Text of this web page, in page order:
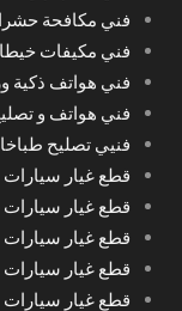
فني مكافحة
فني مكيفات خيطان
فني هواتف ذكية
فني هواتف و
فنيي تصليح
قطع غيار سيارات
قطع غيار
قطع غيار
قطع غيار
قطع غيار